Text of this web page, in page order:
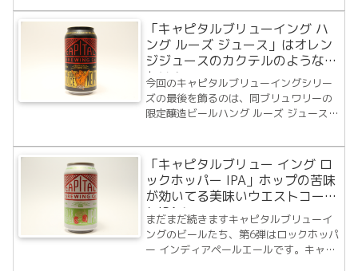
ンでビールを手に取ることが多くなり、
折角なのでレビューしたビールのラベル
全体も一緒に記録していくことにしまし
た。まずくる...
「キャピタルブリューイング ハ
ング ルーズ ジュース」はオレン
ジジュースのカクテルのような味
わい！
今回のキャピタルブリューイングシリー
ズの最後を飾るのは、同ブリュワリーの
限定醸造ビールハング ルーズ ジュース
ールが"限定醸造"で、このビールを飲み
たいがためにBeer Cartelでキャピタルブ
リューイングのビールたちを...
「キャピタルブリュー イング ロ
ックホッパー IPA」ホップの苦味
が効いてる美味いウエストコース
トIPA！
まだまだ続きますキャピタルブリューイ
ングのビールたち、第6弾はロックホッパ
ー インディアペールエールです。キャピ